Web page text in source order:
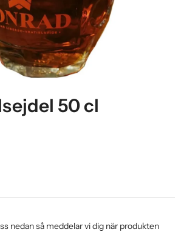
50 cl
nedan så meddelar vi dig när produkten